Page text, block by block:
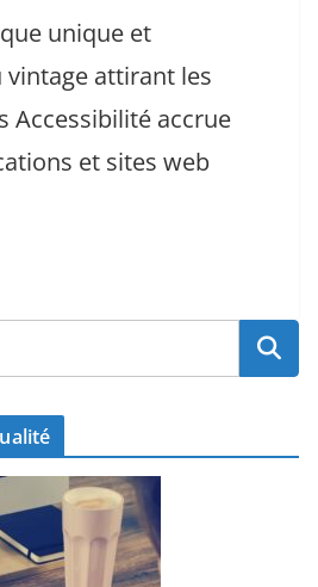
unique et
attirant les
Accessibilité accrue
et sites web